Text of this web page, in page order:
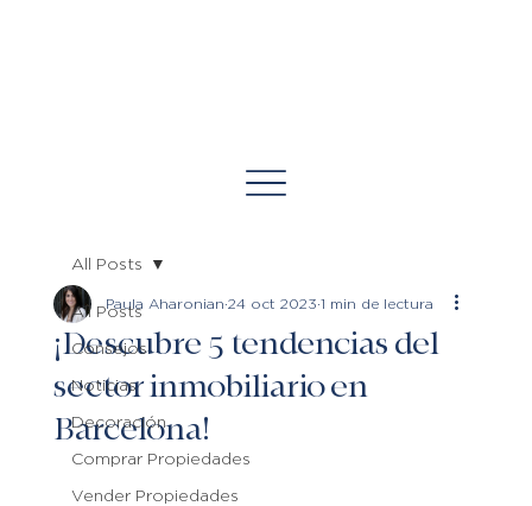
All Posts
Consejos
Noticias
Decoración
Comprar Propiedades
Vender Propiedades
All Posts
¡Descubre 5 tendencias del
sector inmobiliario en
Barcelona!
Paula Aharonian 24 oct 2023 1 min de lectura